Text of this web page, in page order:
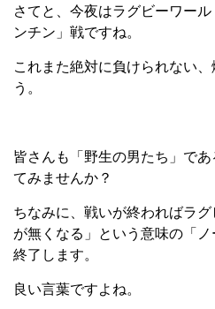
さてと、今夜はラグビーワー
ンチン」戦ですね。
これまた絶対に負けられない
う。
皆さんも「野生の男たち」で
てみませんか？
ちなみに、戦いが終わればラ
が無くなる」という意味の「
終了します。
良い言葉ですよね。